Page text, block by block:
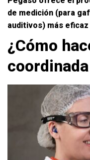
de medición (para
auditivos) más
¿Cómo